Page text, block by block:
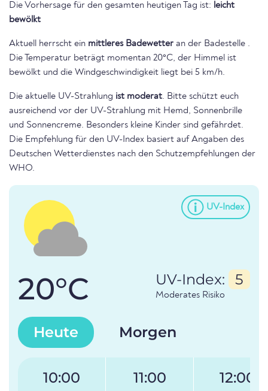
Die Vorhersage für den gesamten heutigen Tag ist: leicht
bewölkt
Aktuell herrscht ein mittleres Badewetter an der Badestelle .
Die Temperatur beträgt momentan 20°C, der Himmel ist
bewölkt und die Windgeschwindigkeit liegt bei 5 km/h.
Die aktuelle UV-Strahlung ist moderat. Bitte schützt euch
ausreichend vor der UV-Strahlung mit Hemd, Sonnenbrille
und Sonnencreme. Besonders kleine Kinder sind gefährdet.
Die Empfehlung für den UV-Index basiert auf Angaben des
Deutschen Wetterdienstes nach den Schutzempfehlungen der
WHO.
UV-Index
20°C UV-Index: 5
Moderates Risiko
Heute Morgen
10:00 11:00 12:00